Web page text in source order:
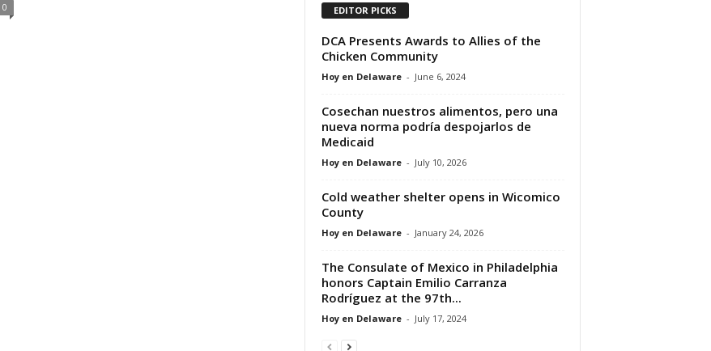
0 EDITOR PICKS
DCA Presents Awards to Allies of the
Chicken Community
Hoy en Delaware - June 6, 2024
Cosechan nuestros alimentos, pero una
nueva norma podría despojarlos de
Medicaid
Hoy en Delaware - July 10, 2026
Cold weather shelter opens in Wicomico
County
Hoy en Delaware - January 24, 2026
The Consulate of Mexico in Philadelphia
honors Captain Emilio Carranza
Rodríguez at the 97th...
Hoy en Delaware - July 17, 2024